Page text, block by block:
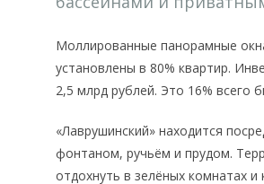
Моллированные панорамные
установлены в 80% квартир.
2,5 млрд рублей. Это 16% всего
«Лаврушинский» находится
фонтаном, ручьём и прудом.
отдохнуть в зелёных комнатах